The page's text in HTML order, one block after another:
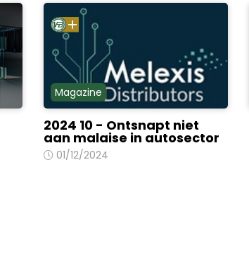
Magazine
2024 10 - Ontsnapt niet
aan malaise in autosector
01/12/2024